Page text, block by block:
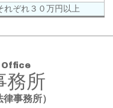
れぞれ３０万円以上
務所
事務所）